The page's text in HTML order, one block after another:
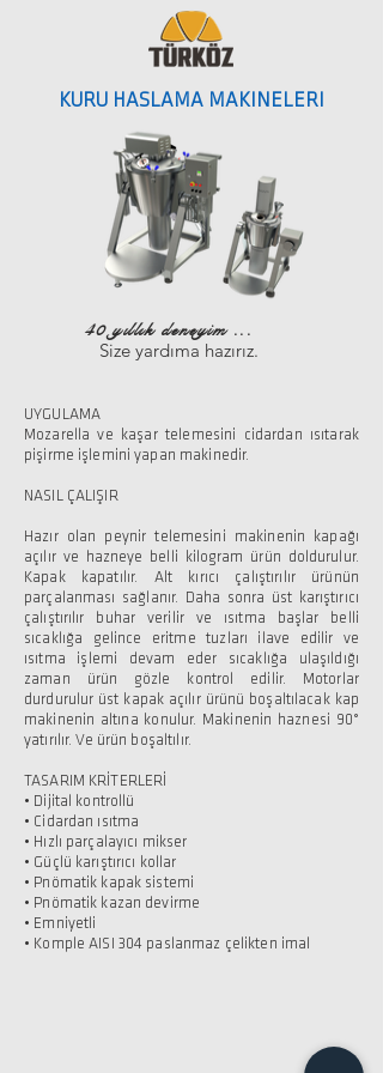
KURU HASLAMA MAKINELERI
40 yıllık deneyim ...
Size yardıma hazırız.
UYGULAMA
Mozarella ve kaşar telemesini cidardan ısıtarak
pişirme işlemini yapan makinedir.
NASIL ÇALIŞIR
Hazır olan peynir telemesini makinenin kapağı
açılır ve hazneye belli kilogram ürün doldurulur.
Kapak kapatılır. Alt kırıcı çalıştırılır ürünün
parçalanması sağlanır. Daha sonra üst karıştırıcı
çalıştırılır buhar verilir ve ısıtma başlar belli
sıcaklığa gelince eritme tuzları ilave edilir ve
ısıtma işlemi devam eder sıcaklığa ulaşıldığı
zaman ürün gözle kontrol edilir. Motorlar
durdurulur üst kapak açılır ürünü boşaltılacak kap
makinenin altına konulur. Makinenin haznesi 90°
yatırılır. Ve ürün boşaltılır.
TASARIM KRİTERLERİ
• Dijital kontrollü
• Cidardan ısıtma
• Hızlı parçalayıcı mikser
• Güçlü karıştırıcı kollar
• Pnömatik kapak sistemi
• Pnömatik kazan devirme
• Emniyetli
• Komple AISI 304 paslanmaz çelikten imal